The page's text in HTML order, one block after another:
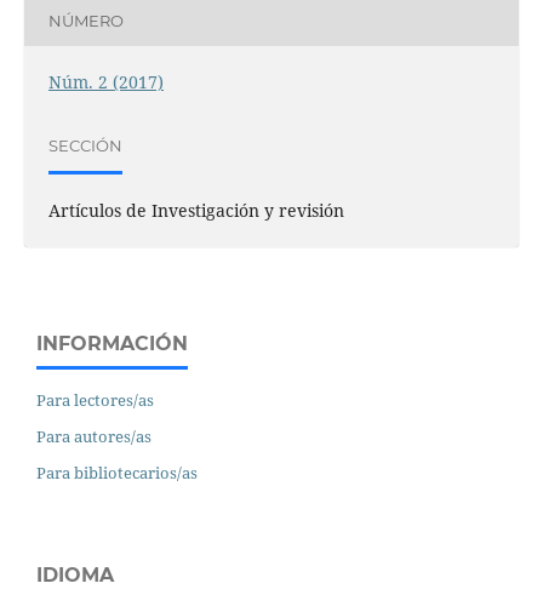
NÚMERO
Núm. 2 (2017)
SECCIÓN
Artículos de Investigación y revisión
INFORMACIÓN
Para lectores/as
Para autores/as
Para bibliotecarios/as
IDIOMA